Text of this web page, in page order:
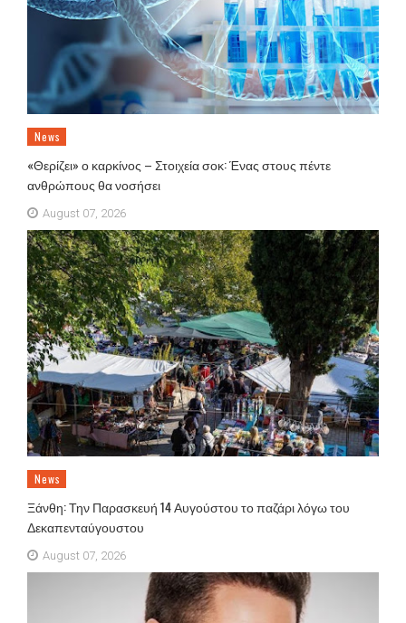
News
«Θερίζει» ο καρκίνος – Στοιχεία σοκ: Ένας στους πέντε
ανθρώπους θα νοσήσει
August 07, 2026
News
Ξάνθη: Την Παρασκευή 14 Αυγούστου το παζάρι λόγω του
Δεκαπενταύγουστου
August 07, 2026